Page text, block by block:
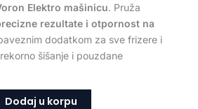
Elektro mašinicu. Pruža
rezultate i otpornost na
dodatkom za sve frizere i
šišanje i pouzdane
Dodaj u korpu